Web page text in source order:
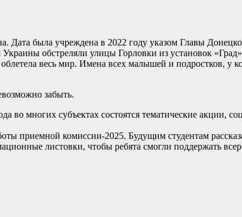
Дата была учреждена в 2022 году указом Главы
обстреляли улицы Горловки из установок
весь мир. Имена всех малышей и подростков, у
забыть.
во многих субъектах состоятся тематические акции,
приемной комиссии-2025. Будущим студентам
листовки, чтобы ребята смогли поддержать